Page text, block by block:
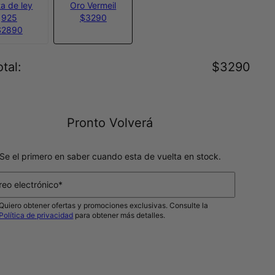
de ley
925
Oro Vermeil
$3290
: $3290
Pronto Volverá
Se el primero en saber cuando esta de vuelta en stock.
electrónico*
obtener ofertas y promociones exclusivas. Consulte la
Política de privacidad para obtener más detalles.